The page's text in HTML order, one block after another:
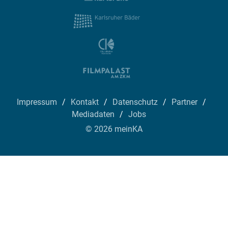
Impressum Kontakt Datenschutz
Partner
Mediadaten
Jobs
© 2026 meinKA